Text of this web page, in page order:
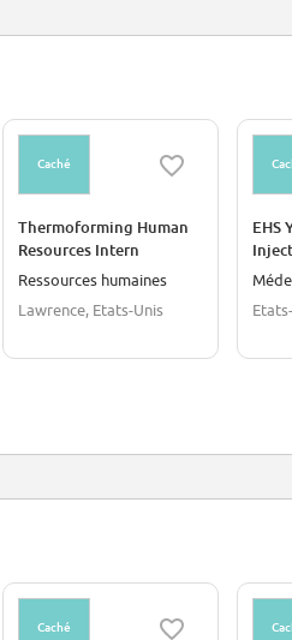
Caché
Thermoforming Human
Resources Intern
Ressources humaines
Lawrence, Etats-Unis
EHS
Caché